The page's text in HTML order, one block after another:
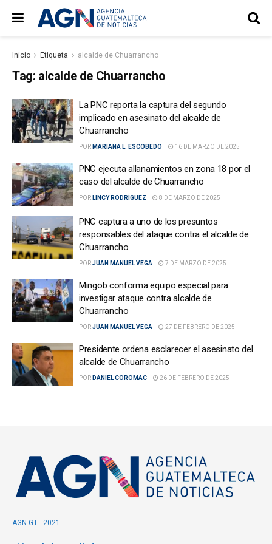
Inicio Etiqueta alcalde de Chuarrancho
Tag: alcalde de Chuarrancho
La PNC reporta la captura del segundo
implicado en asesinato del alcalde de
Chuarrancho
POR MARIANA L. ESCOBEDO 16 DE MARZO DE 2025
PNC ejecuta allanamientos en zona 18 por el
caso del alcalde de Chuarrancho
POR LINCY RODRÍGUEZ 8 DE MARZO DE 2025
PNC captura a uno de los presuntos
responsables del ataque contra el alcalde de
Chuarrancho
PORJUAN MANUEL VEGA 7 DE MARZO DE 2025
Mingob conforma equipo especial para
investigar ataque contra alcalde de
Chuarrancho
PORJUAN MANUEL VEGA 27 DE FEBRERO DE 2025
Presidente ordena esclarecer el asesinato del
alcalde de Chuarrancho
POR DANIEL COROMAC 26 DE FEBRERO DE 2025
AGN.GT - 2021